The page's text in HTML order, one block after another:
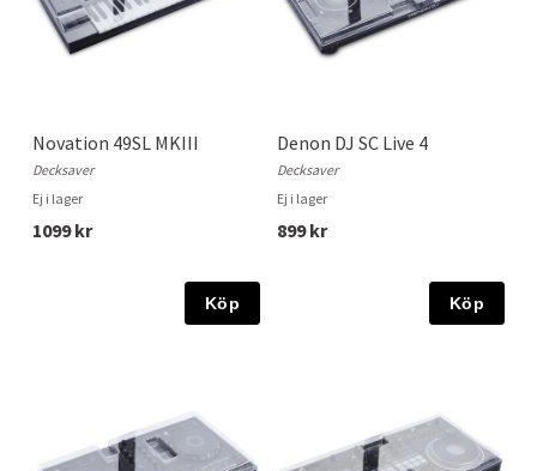
Novation 49SL MKIII
Decksaver
Ej i lager
1099 kr
Köp
Denon DJ SC Live 4
Decksaver
Ej i lager
899 kr
Köp